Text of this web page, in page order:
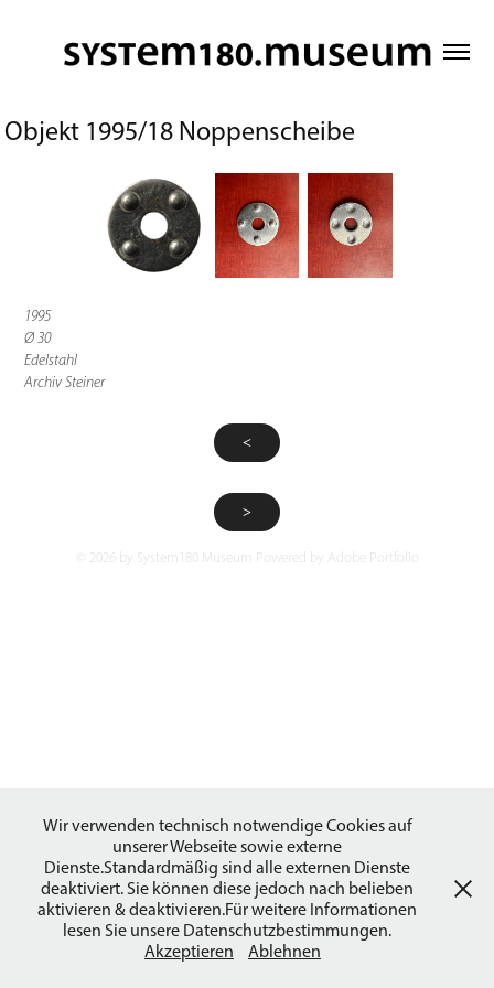
Objekt 1995/18 Noppenscheibe
1995
Ø 30
Edelstahl
Archiv Steiner
<
>
© 2026 by System180 Museum Powered by Adobe Portfolio
Wir verwenden technisch notwendige Cookies auf
unserer Webseite sowie externe
Dienste.Standardmäßig sind alle externen Dienste
deaktiviert. Sie können diese jedoch nach belieben
aktivieren & deaktivieren.Für weitere Informationen
lesen Sie unsere Datenschutzbestimmungen.
Akzeptieren
Ablehnen